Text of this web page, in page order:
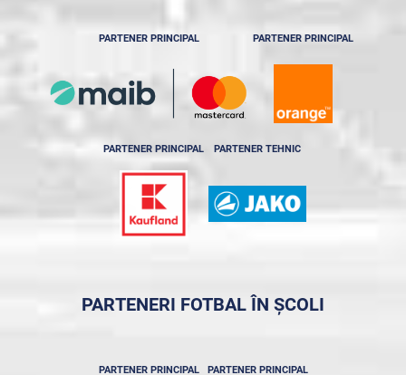
PARTENER PRINCIPAL PARTENER PRINCIPAL
PARTENER PRINCIPAL PARTENER TEHNIC
PARTENERI FOTBAL ÎN ȘCOLI
PARTENER PRINCIPAL PARTENER PRINCIPAL